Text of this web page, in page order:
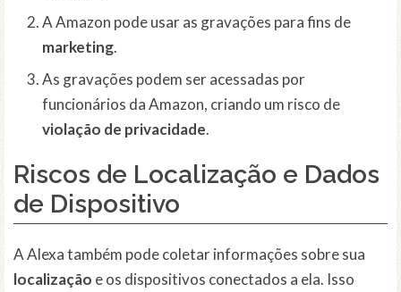
A Amazon pode usar as gravações para fins de
marketing.
As gravações podem ser acessadas por
funcionários da Amazon, criando um risco de
violação de privacidade.
Riscos de Localização e Dados
de Dispositivo
A Alexa também pode coletar informações sobre sua
localização e os dispositivos conectados a ela. Isso